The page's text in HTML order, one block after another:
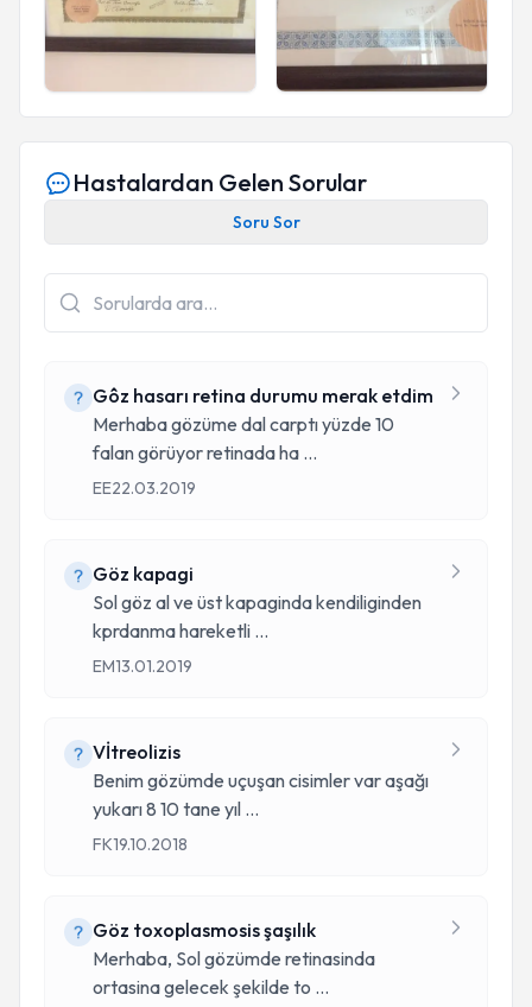
Hastalardan Gelen Sorular
Soru Sor
Gôz hasarı retina durumu merak etdim
Merhaba gözüme dal carptı yüzde 10
falan görüyor retinada ha ...
EE22.03.2019
Göz kapagi
Sol göz al ve üst kapaginda kendiliginden
kprdanma hareketli ...
EM13.01.2019
Vİtreolizis
Benim gözümde uçuşan cisimler var aşağı
yukarı 8 10 tane yıl ...
FK19.10.2018
Göz toxoplasmosis şaşılık
Merhaba, Sol gözümde retinasinda
ortasina gelecek şekilde to ...